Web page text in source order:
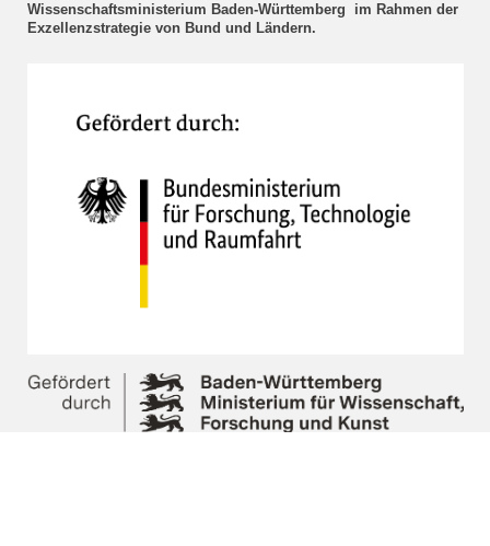
Wissenschaftsministerium Baden-Württemberg im Rahmen der
Exzellenzstrategie von Bund und Ländern.